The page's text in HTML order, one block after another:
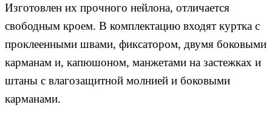
Изготовлен их прочного нейлона, отличается
свободным кроем. В комплектацию входят куртка с
проклеенными швами, фиксатором, двумя боковыми
карманам и, капюшоном, манжетами на застежках и
штаны с влагозащитной молнией и боковыми
карманами.